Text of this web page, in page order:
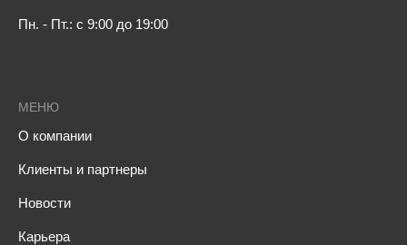
МЕНЮ
О компании
Клиенты и партнеры
Новости
Карьера
Пн. - Пт.: с 9:00 до 19:00